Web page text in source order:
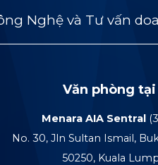
Nghệ và Tư vấn
Văn phòng
Menara AIA Sentral
No. 30, Jln Sultan Ismail,
50250, Kuala